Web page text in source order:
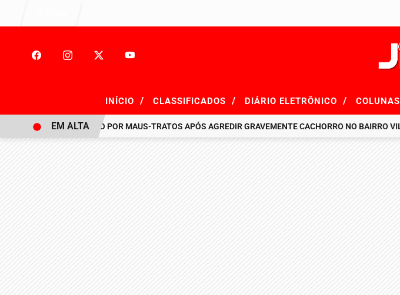
INÍCIO / CLASSIFICADOS / DIÁRIO ELETRÔNICO / COLUNAS
HOMEM É PRESO POR MAUS-TRATOS APÓS AGREDIR GRAVEMENTE CACHORRO NO BAIRRO VILINHA
EM ALTA